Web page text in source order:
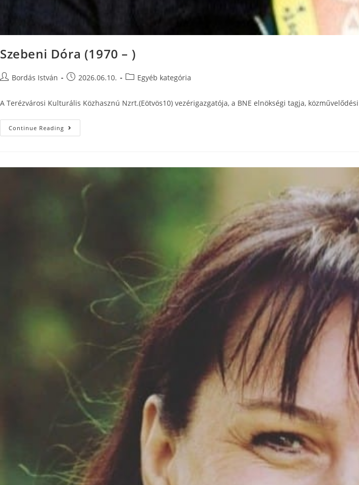
Szebeni Dóra (1970 – )
Bordás István 2026.06.10. Egyéb kategória
A Terézvárosi Kulturális Közhasznú Nzrt.(Eötvös10) vezérigazgatója, a BNE elnökségi tagja,
Continue Reading